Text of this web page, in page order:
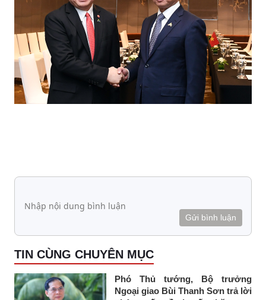
Gửi bình luận
TIN CÙNG CHUYÊN MỤC
Phó Thủ tướng, Bộ trưởng
Ngoại giao Bùi Thanh Sơn trả lời